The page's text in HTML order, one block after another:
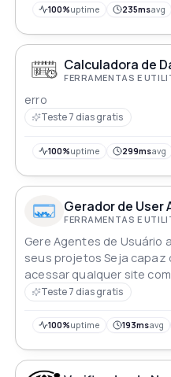
100%uptime 235msavg
Calculadora de
FERRAMENTAS E
erro
Teste 7 dias gratis
100%uptime 299msavg
Gerador de User
FERRAMENTAS E
Gere Agentes de Usuário
seus projetos Seja capaz
acessar qualquer site
sua escolha
Teste 7 dias gratis
100%uptime 193msavg